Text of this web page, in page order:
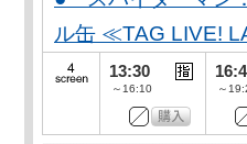
ル缶 ≪TAG LIVE!
13:30
～16:10 ～